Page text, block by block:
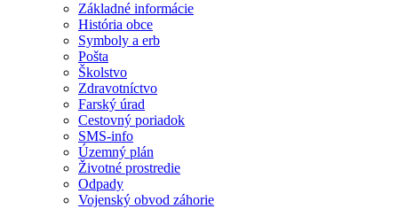
Základné informácie
História obce
Symboly a erb
Pošta
Školstvo
Zdravotníctvo
Farský úrad
Cestovný poriadok
SMS-info
Územný plán
Životné prostredie
Odpady
Vojenský obvod záhorie